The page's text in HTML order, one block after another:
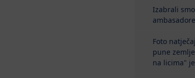
Izabrali
ambasadore
Foto
pune
na licima"